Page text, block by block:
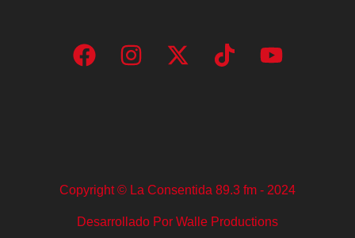
Copyright © La Consentida 89.3 fm - 2024
Desarrollado Por Walle Productions